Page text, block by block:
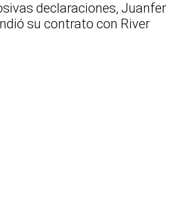
declaraciones, Juanfer
su contrato con River